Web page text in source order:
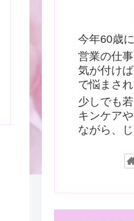
今年60歳
営業の仕
気が付け
で悩まされ
少しでも
キンケア
ながら、